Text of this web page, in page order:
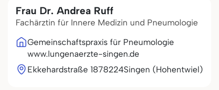
Frau Dr. Andrea Ruff
Fachärztin für Innere Medizin und Pneumologie
Gemeinschaftspraxis für Pneumologie
www.lungenaerzte-singen.de
Ekkehardstraße 1878224Singen (Hohentwiel)